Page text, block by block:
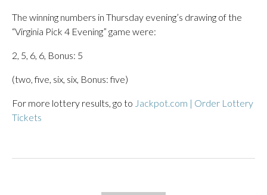
The winning numbers in Thursday evening’s drawing of the
“Virginia Pick 4 Evening” game were:
2, 5, 6, 6, Bonus: 5
(two, five, six, six, Bonus: five)
For more lottery results, go to Jackpot.com | Order Lottery
Tickets